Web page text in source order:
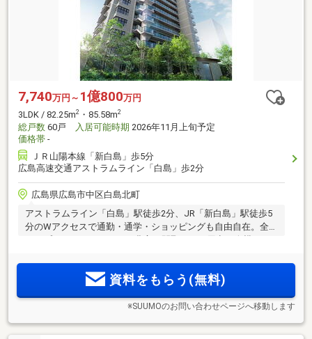
7,740万円～ 1億800万円
3LDK / 82.25m2 ・85.58m2
総戸数 60戸 入居可能時期 2026年11月上旬予定
価格帯 -
ＪＲ山陽本線「新白島」歩5分
広島高速交通アストラムライン「白島」歩2分
広島県広島市中区白島北町
アストラムライン「白島」駅徒歩2分、JR「新白島」駅徒歩5
分のWアクセスで通勤・通学・ショッピングも自由自在。全5
ーズレジデンス、始動。
資料をもらう(無料)
※SUUMOのお問い合わせページへ移動します